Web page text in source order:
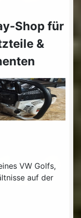
Shop für
&
VW Golfs,
auf der